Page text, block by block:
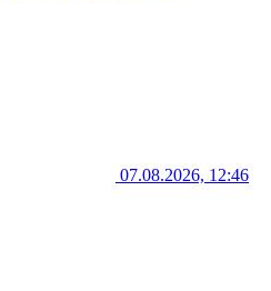
07.08.2026, 12:46